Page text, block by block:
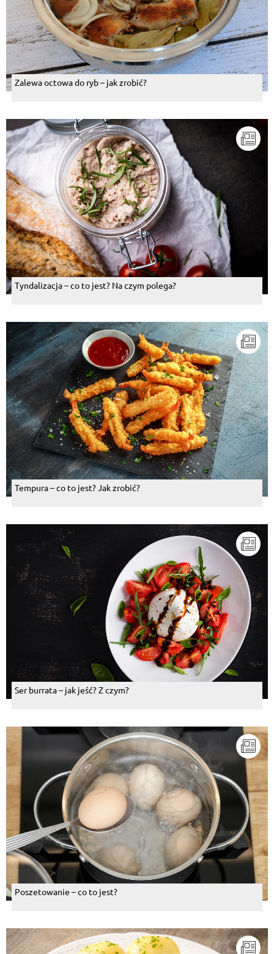
Zalewa octowa do ryb – jak zrobić?
Tyndalizacja – co to jest? Na czym polega?
Tempura – co to jest? Jak zrobić?
Ser burrata – jak jeść? Z czym?
Poszetowanie – co to jest?